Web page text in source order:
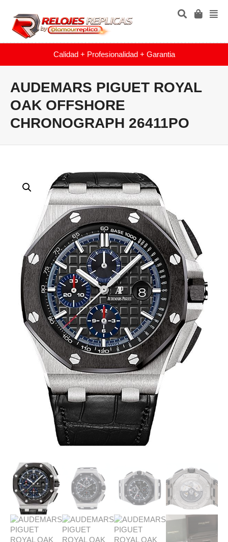
Calidad + Profesionalidad + Garantia
AUDEMARS PIGUET ROYAL
OAK OFFSHORE
CHRONOGRAPH 26411PO